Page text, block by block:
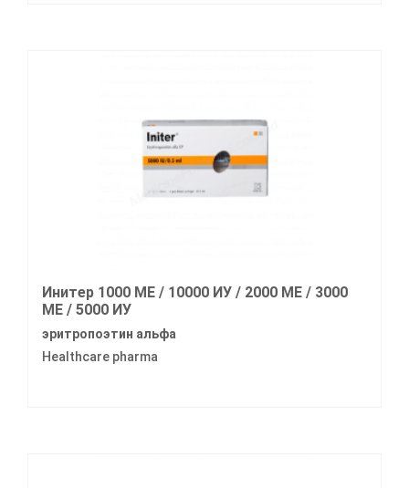
Инитер 1000 МЕ / 10000 ИУ / 2000 МЕ / 3000
МЕ / 5000 ИУ
эритропоэтин альфа
Healthcare pharma